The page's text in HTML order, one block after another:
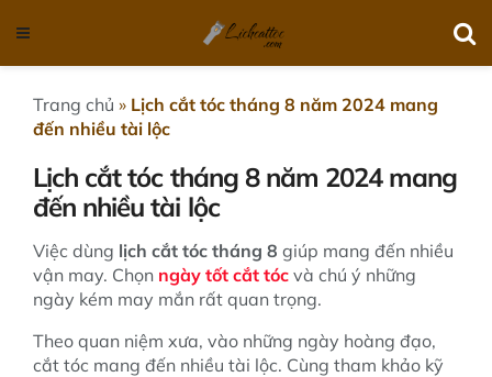
Trang chủ » Lịch cắt tóc tháng 8 năm 2024 mang
đến nhiều tài lộc
Lịch cắt tóc tháng 8 năm 2024 mang
đến nhiều tài lộc
Việc dùng lịch cắt tóc tháng 8 giúp mang đến nhiều
vận may. Chọn ngày tốt cắt tóc và chú ý những
ngày kém may mắn rất quan trọng.
Theo quan niệm xưa, vào những ngày hoàng đạo,
cắt tóc mang đến nhiều tài lộc. Cùng tham khảo kỹ